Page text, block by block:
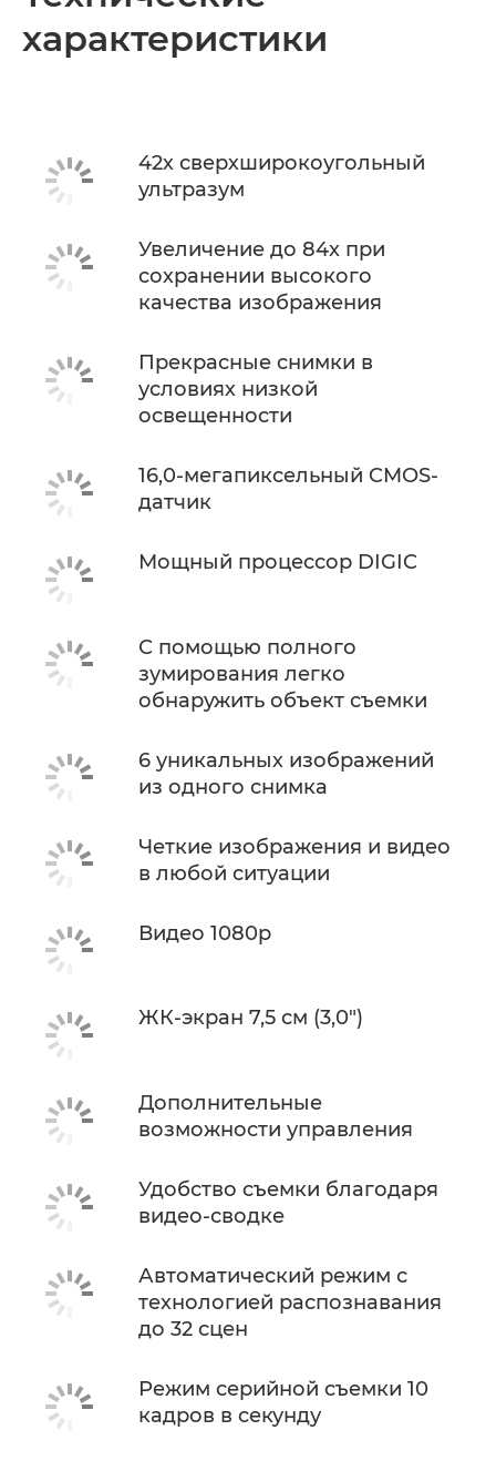
характеристики
42х сверхширокоугольный
ультразум
Увеличение до 84x при
сохранении высокого
качества изображения
Прекрасные снимки в
условиях низкой
освещенности
16,0-мегапиксельный CMOS-
датчик
Мощный процессор DIGIC
С помощью полного
зумирования легко
обнаружить объект съемки
6 уникальных изображений
из одного снимка
Четкие изображения и видео
в любой ситуации
Видео 1080p
ЖК-экран 7,5 см (3,0")
Дополнительные
возможности управления
Удобство съемки благодаря
видео-сводке
Автоматический режим с
технологией распознавания
до 32 сцен
Режим серийной съемки 10
кадров в секунду